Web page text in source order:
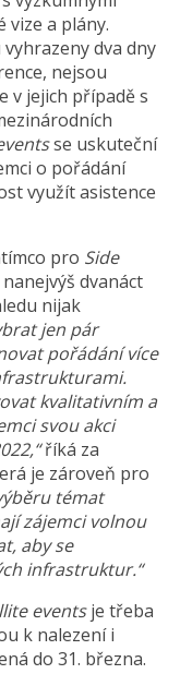
a plány.
dva dny
nejsou
v jejich případě s
se uskuteční
o pořádání
využít asistence
pro Side
dvanáct
nijak
jen pár
pořádání více
kvalitativním a
svou akci
říká za
je zároveň pro
témat
zájemci volnou
aby se
infrastruktur.“
eventsje třeba
k nalezení i
do 31. března.